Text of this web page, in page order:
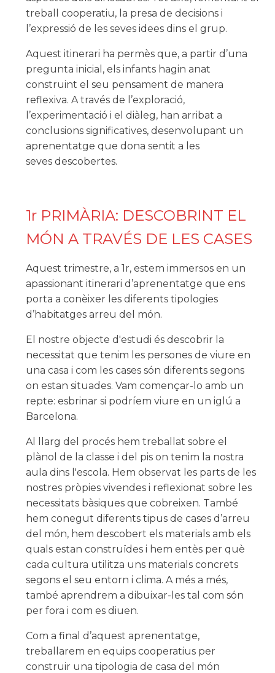
treball cooperatiu, la presa de decisions i
l’expressió de les seves idees dins el grup.
Aquest itinerari ha permès que, a partir d’una
pregunta inicial, els infants hagin anat
construint el seu pensament de manera
reflexiva. A través de l’exploració,
l’experimentació i el diàleg, han arribat a
conclusions significatives, desenvolupant un
aprenentatge que dona sentit a les
seves descobertes.
1r PRIMÀRIA: DESCOBRINT EL
MÓN A TRAVÉS DE LES CASES
Aquest trimestre, a 1r, estem immersos en un
apassionant itinerari d’aprenentatge que ens
porta a conèixer les diferents tipologies
d’habitatges arreu del món.
El nostre objecte d'estudi és descobrir la
necessitat que tenim les persones de viure en
una casa i com les cases són diferents segons
on estan situades. Vam començar-lo amb un
repte: esbrinar si podríem viure en un iglú a
Barcelona.
Al llarg del procés hem treballat sobre el
plànol de la classe i del pis on tenim la nostra
aula dins l'escola. Hem observat les parts de les
nostres pròpies vivendes i reflexionat sobre les
necessitats bàsiques que cobreixen. També
hem conegut diferents tipus de cases d’arreu
del món, hem descobert els materials amb els
quals estan construïdes i hem entès per què
cada cultura utilitza uns materials concrets
segons el seu entorn i clima. A més a més,
també aprendrem a dibuixar-les tal com són
per fora i com es diuen.
Com a final d’aquest aprenentatge,
treballarem en equips cooperatius per
construir una tipologia de casa del món